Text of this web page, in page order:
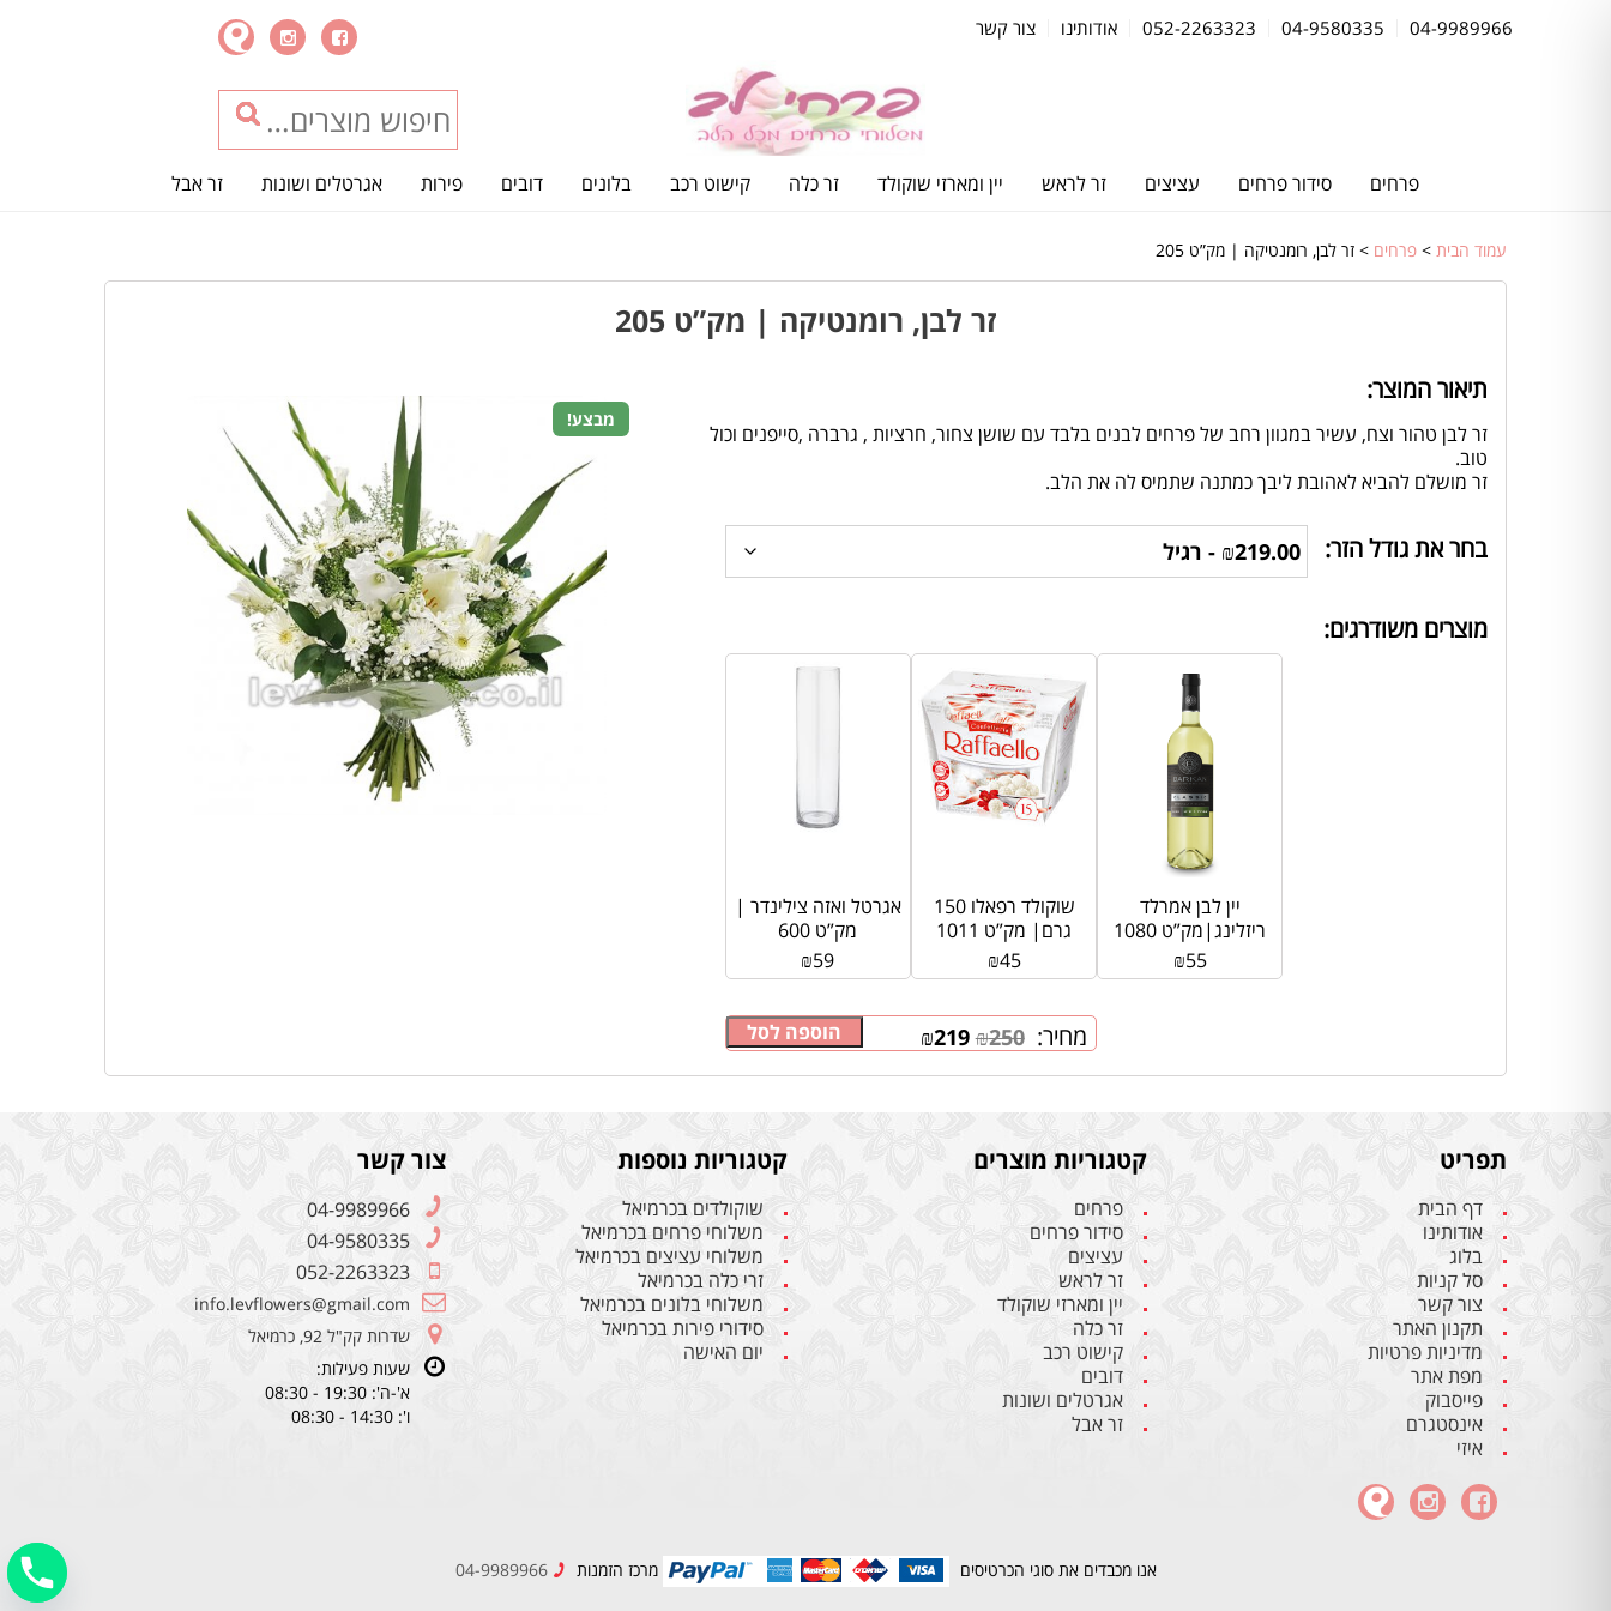
04-9989966
04-9580335
052-2263323 אודותינו צור קשר
פרחים סידור פרחים עציצים זר לראש יין ומארזי שוקולד זר כלה קישוט רכב בלונים דובים פירות אגרטלים ושונות זר אבל
עמוד הבית > פרחים > זר לבן, רומנטיקה | מק”ט 205
זר לבן, רומנטיקה | מק”ט 205
מבצע!
תיאור המוצר:
זר לבן טהור וצח, עשיר במגוון רחב של פרחים לבנים בלבד עם שושן צחור, חרציות , גרברה ,סייפנים וכול
טוב.
זר מושלם להביא לאהובת ליבך כמתנה שתמיס לה את הלב.
בחר את גודל הזר:
מחיר: ₪250
₪219 הוספה לסל
מוצרים משודרגים:
אגרטל ואזה צילינדר |
מק”ט 600
₪59
שוקולד רפאלו 150
גרם| מק”ט 1011
₪45
יין לבן אמרלד
ריזלינג|מק”ט 1080
₪55
תפריט
דף הבית
אודותינו
בלוג
סל קניות
צור קשר
תקנון האתר
מדיניות פרטיות
מפת אתר
פייסבוק
אינסטגרם
איזי
קטגוריות מוצרים
פרחים
סידור פרחים
עציצים
זר לראש
יין ומארזי שוקולד
זר כלה
קישוט רכב
דובים
אגרטלים ושונות
זר אבל
קטגוריות נוספות
שוקולדים בכרמיאל
משלוחי פרחים בכרמיאל
משלוחי עציצים בכרמיאל
זרי כלה בכרמיאל
משלוחי בלונים בכרמיאל
סידורי פירות בכרמיאל
יום האישה
צור קשר
04-9989966
04-9580335
052-2263323
info.levflowers@gmail.com
שדרות קק"ל 92, כרמיאל
שעות פעילות:
א'-ה': 19:30 - 08:30
ו': 14:30 - 08:30
אנו מכבדים את סוגי הכרטיסים מרכז הזמנות 04-9989966